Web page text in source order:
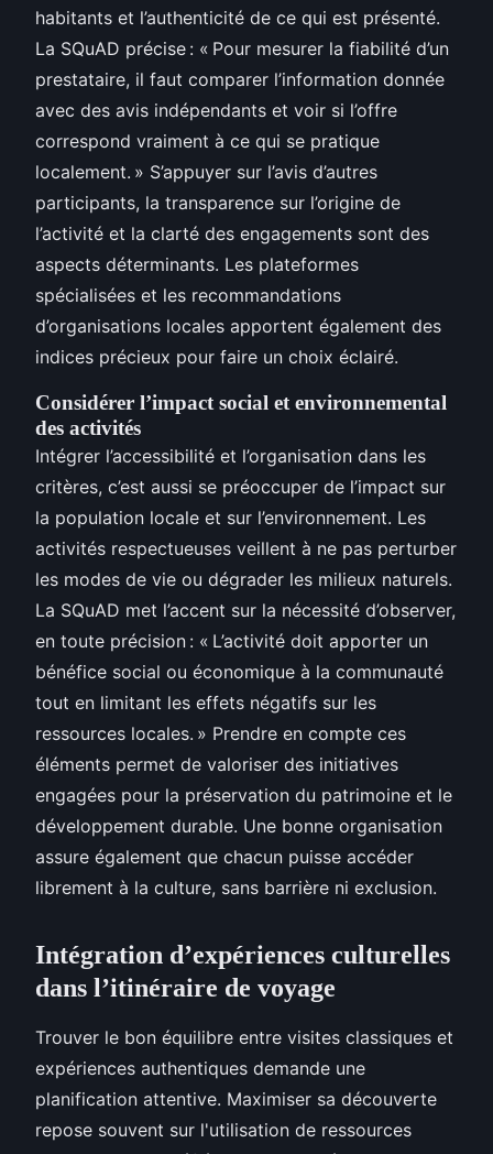
habitants et l’authenticité de ce qui est présenté.
La SQuAD précise : « Pour mesurer la fiabilité d’un
prestataire, il faut comparer l’information donnée
avec des avis indépendants et voir si l’offre
correspond vraiment à ce qui se pratique
localement. » S’appuyer sur l’avis d’autres
participants, la transparence sur l’origine de
l’activité et la clarté des engagements sont des
aspects déterminants. Les plateformes
spécialisées et les recommandations
d’organisations locales apportent également des
indices précieux pour faire un choix éclairé.
Considérer l’impact social et environnemental
des activités
Intégrer l’accessibilité et l’organisation dans les
critères, c’est aussi se préoccuper de l’impact sur
la population locale et sur l’environnement. Les
activités respectueuses veillent à ne pas perturber
les modes de vie ou dégrader les milieux naturels.
La SQuAD met l’accent sur la nécessité d’observer,
en toute précision : « L’activité doit apporter un
bénéfice social ou économique à la communauté
tout en limitant les effets négatifs sur les
ressources locales. » Prendre en compte ces
éléments permet de valoriser des initiatives
engagées pour la préservation du patrimoine et le
développement durable. Une bonne organisation
assure également que chacun puisse accéder
librement à la culture, sans barrière ni exclusion.
Intégration d’expériences culturelles
dans l’itinéraire de voyage
Trouver le bon équilibre entre visites classiques et
expériences authentiques demande une
planification attentive. Maximiser sa découverte
repose souvent sur l'utilisation de ressources